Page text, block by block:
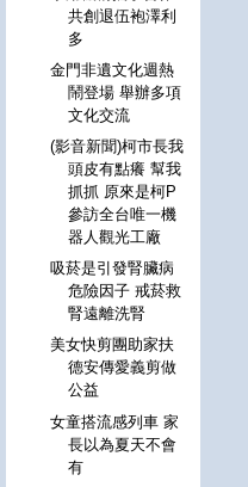
共創退伍袍澤利
多
金門非遺文化週熱
鬧登場 舉辦多項
文化交流
(影音新聞)柯市長我
頭皮有點癢 幫我
抓抓 原來是柯P
參訪全台唯一機
器人觀光工廠
吸菸是引發腎臟病
危險因子 戒菸救
腎遠離洗腎
美女快剪團助家扶
德安傳愛義剪做
公益
女童搭流感列車 家
長以為夏天不會
有